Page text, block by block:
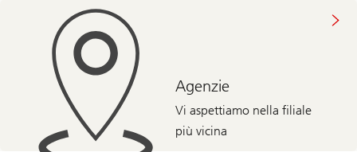
Agenzie
Vi aspettiamo nella filiale
più vicina